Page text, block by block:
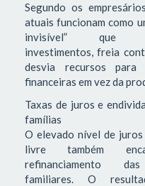
Segundo os
atuais funcionam como
invisível” que
investimentos, freia
desvia recursos para
financeiras em vez da
Taxas de juros e
famílias
O elevado nível de
livre também
refinanciamento
familiares. O